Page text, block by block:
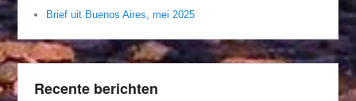
Brief uit Buenos Aires, mei 2025
Recente berichten